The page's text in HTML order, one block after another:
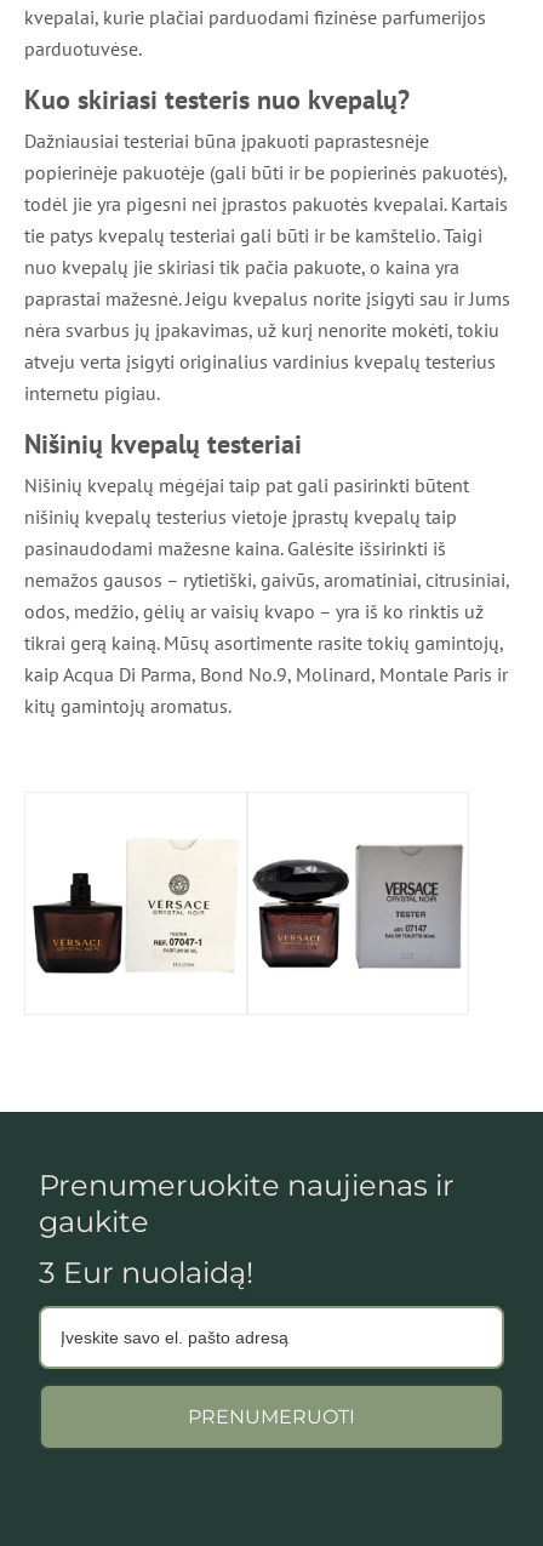
kvepalai, kurie plačiai parduodami fizinėse parfumerijos
parduotuvėse.
Kuo skiriasi testeris nuo kvepalų?
Dažniausiai testeriai būna įpakuoti paprastesnėje
popierinėje pakuotėje (gali būti ir be popierinės pakuotės),
todėl jie yra pigesni nei įprastos pakuotės kvepalai. Kartais
tie patys kvepalų testeriai gali būti ir be kamštelio. Taigi
nuo kvepalų jie skiriasi tik pačia pakuote, o kaina yra
paprastai mažesnė. Jeigu kvepalus norite įsigyti sau ir Jums
nėra svarbus jų įpakavimas, už kurį nenorite mokėti, tokiu
atveju verta įsigyti originalius vardinius kvepalų testerius
internetu pigiau.
Nišinių kvepalų testeriai
Nišinių kvepalų mėgėjai taip pat gali pasirinkti būtent
nišinių kvepalų testerius vietoje įprastų kvepalų taip
pasinaudodami mažesne kaina. Galėsite išsirinkti iš
nemažos gausos – rytietiški, gaivūs, aromatiniai, citrusiniai,
odos, medžio, gėlių ar vaisių kvapo – yra iš ko rinktis už
tikrai gerą kainą. Mūsų asortimente rasite tokių gamintojų,
kaip Acqua Di Parma, Bond No.9, Molinard, Montale Paris ir
kitų gamintojų aromatus.
Prenumeruokite naujienas ir
gaukite
3 Eur nuolaidą!
PRENUMERUOTI
3 EURŲ NUOLAIDA
Užsisakyk mūsų naujienlaiškį ir gauk 3
Taip, norėčiau gauti naujienlaiškį apie jūsų produktus,
paslaugas bei pasiūlymus, kurie man galėtų būti
aktualūs.
Jūsų pateikti duomenys bus tvarkomi remiantis ES Bendruoju duomenų